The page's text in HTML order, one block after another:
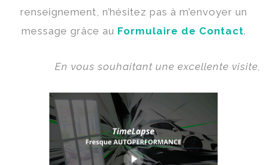
renseignement, n’hésitez pas à m’envoyer un
message grâce au Formulaire de Contact.
En vous souhaitant une excellente visite,